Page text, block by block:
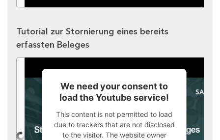
Tutorial zur Stornierung eines bereits
erfassten Beleges
We need your consent to
load the Youtube service!
This content is not permitted to load
due to trackers that are not disclosed
to the visitor. The website owner